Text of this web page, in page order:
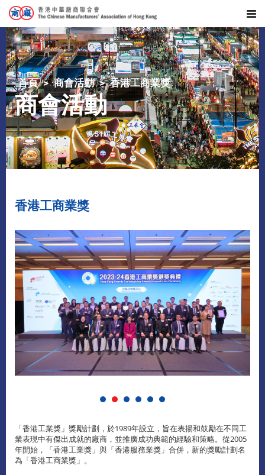
首頁 商會活動 香港工商業獎
商會活動
香港工商業獎
「香港工業獎」獎勵計劃，於1989年設立，旨在表揚和鼓勵在不同工
業表現中有傑出成就的廠商，並推廣成功典範的經驗和策略。從2005
年開始，「香港工業獎」與「香港服務業獎」合併，新的獎勵計劃名
為「香港工商業獎」。